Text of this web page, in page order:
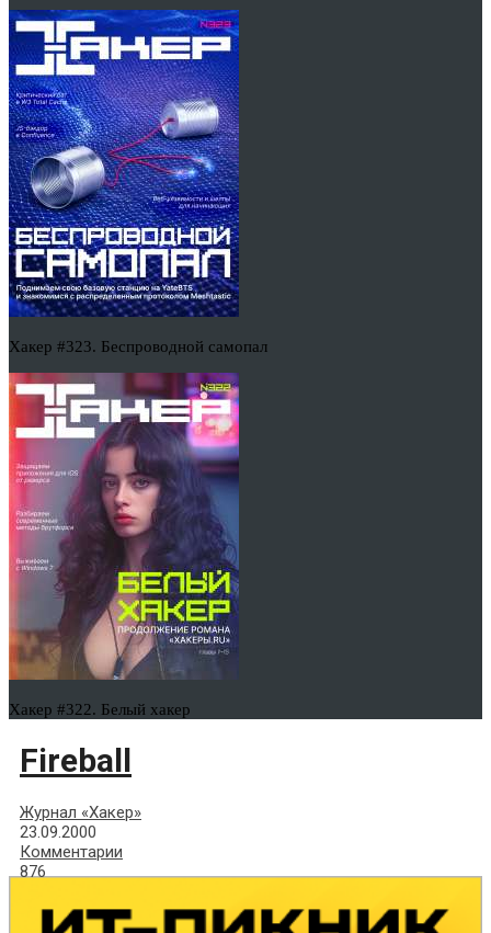
Хакер #323. Беспроводной самопал
Хакер #322. Белый хакер
Fireball
Журнал «Хакер»
23.09.2000
Комментарии
876